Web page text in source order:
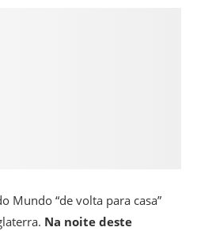
Mundo “de volta para casa”
Na noite deste